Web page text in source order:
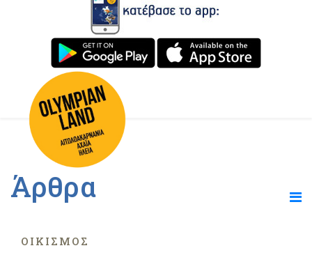
Άρθρα
ΟΙΚΙΣΜΌΣ